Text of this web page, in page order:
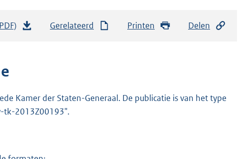
n
d
Gerelateerd Printen Delen
Kamer der Staten-Generaal. De publicatie is van het type
tk-2013Z00193".